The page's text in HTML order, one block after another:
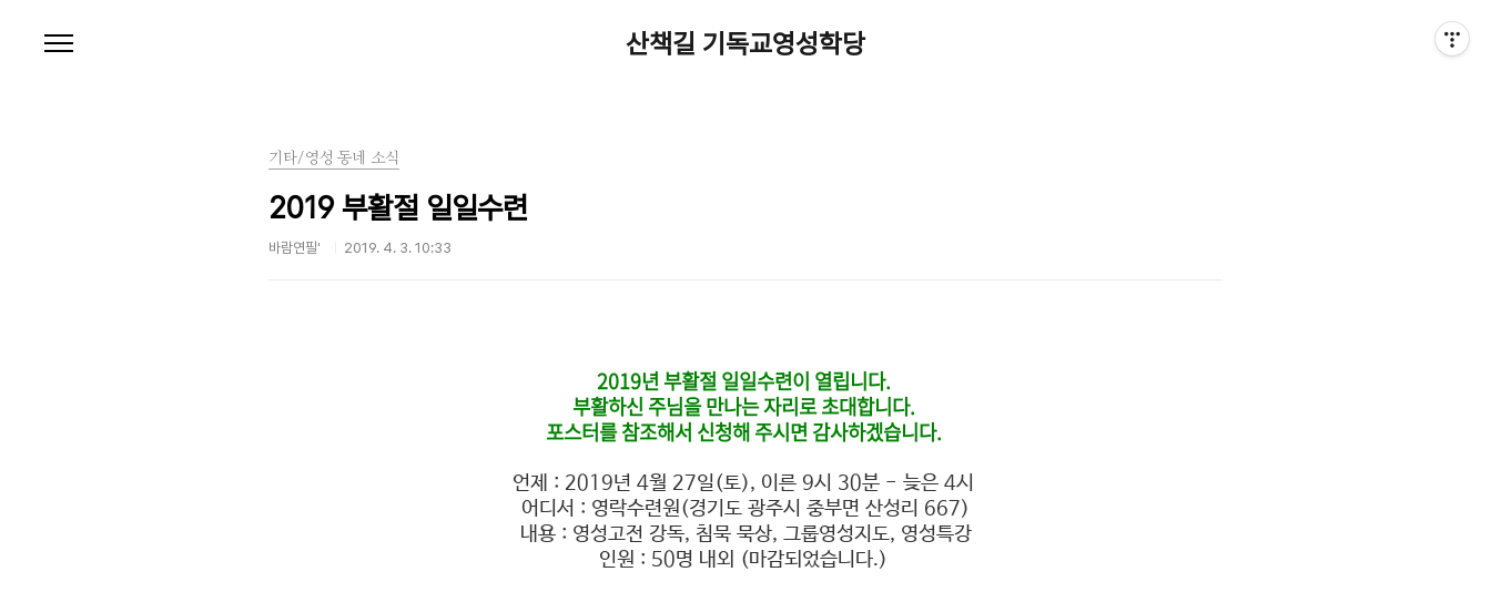
산책길 기독교영성학당
기타/영성 동네 소식
2019 부활절 일일수련
바람연필' 2019. 4. 3. 10:33
2019년 부활절 일일수련이 열립니다.
부활하신 주님을 만나는 자리로 초대합니다.
포스터를 참조해서 신청해 주시면 감사하겠습니다.
언제 : 2019년 4월 27일(토), 이른 9시 30분 - 늦은 4시
어디서 : 영락수련원(경기도 광주시 중부면 산성리 667)
내용 : 영성고전 강독, 침묵 묵상, 그룹영성지도, 영성특강
인원 : 50명 내외 (마감되었습니다.)